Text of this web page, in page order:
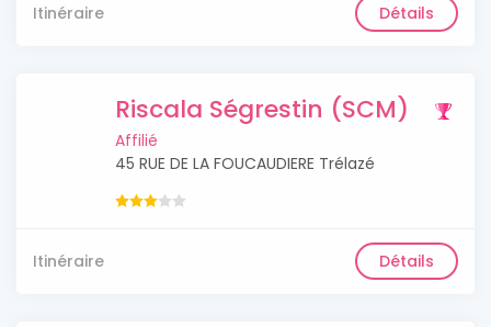
Itinéraire Détails
Riscala Ségrestin (SCM)
Affilié
45 RUE DE LA FOUCAUDIERE Trélazé
Itinéraire Détails